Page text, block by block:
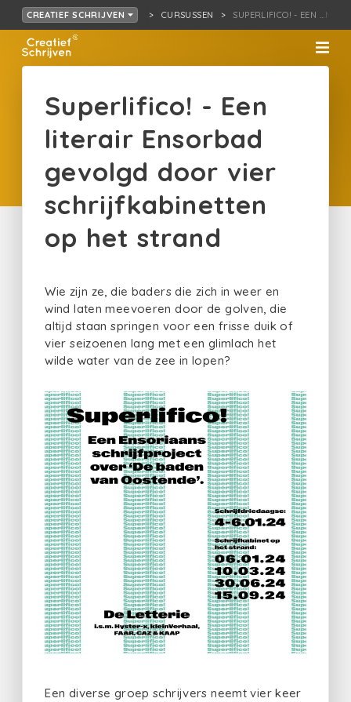
CREATIEF SCHRIJVEN CURSUSSEN SUPERLIFICO! - EEN
Superlifico! - Een
literair Ensorbad
gevolgd door vier
schrijfkabinetten
op het strand
Wie zijn ze, die baders die zich in weer en
wind laten meevoeren door de golven, die
altijd staan springen voor een frisse duik of
vier seizoenen lang met een glimlach het
wilde water van de zee in lopen?
Een diverse groep schrijvers neemt vier keer